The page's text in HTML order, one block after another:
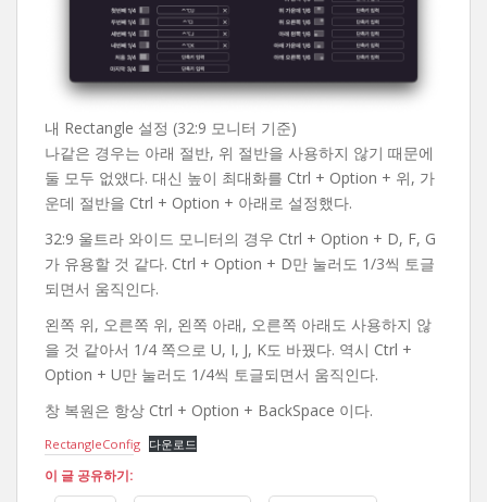
내 Rectangle 설정 (32:9 모니터 기준)
나같은 경우는 아래 절반, 위 절반을 사용하지 않기 때문에
둘 모두 없앴다. 대신 높이 최대화를 Ctrl + Option + 위, 가
운데 절반을 Ctrl + Option + 아래로 설정했다.
32:9 울트라 와이드 모니터의 경우 Ctrl + Option + D, F, G
가 유용할 것 같다. Ctrl + Option + D만 눌러도 1/3씩 토글
되면서 움직인다.
왼쪽 위, 오른쪽 위, 왼쪽 아래, 오른쪽 아래도 사용하지 않
을 것 같아서 1/4 쪽으로 U, I, J, K도 바꿨다. 역시 Ctrl +
Option + U만 눌러도 1/4씩 토글되면서 움직인다.
창 복원은 항상 Ctrl + Option + BackSpace 이다.
RectangleConfig 다운로드
이 글 공유하기: